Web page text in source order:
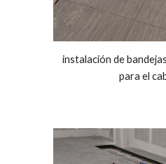
instalación de
para el